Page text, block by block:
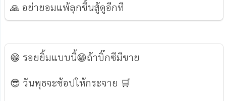
🙏 อย่ายอมแพ้ลุกขึ้นสู้ดูอีกที
😁 รอยยิ้มแบบนี้😁ถ้าบิ๊กซีมีขาย
😎 วันพุธจะช้อปให้กระจาย 🛒